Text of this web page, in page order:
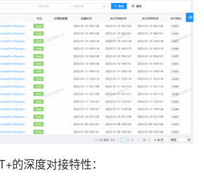
的深度对接特性：